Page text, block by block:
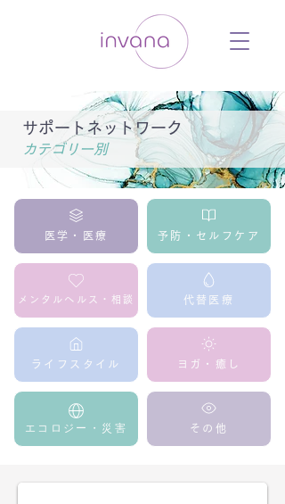
ガ 瞑想 栄養 医学 レッスン レクチャ
ー ​ストレス 免疫力 睡眠 メンタルヘル
サポートネットワーク
カテゴリー別
医学・医療 予防・セルフケア
メンタルへルス・相談 代替医療
ライフスタイル ヨガ・癒し
エコロジー・災害 その他